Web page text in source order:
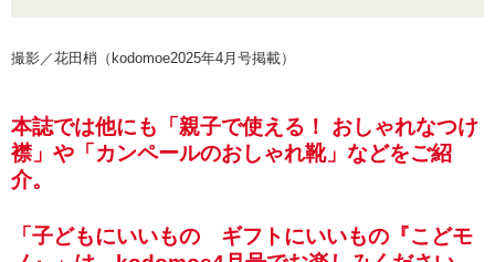
撮影／花田梢（kodomoe2025年4月号掲載）
本誌では他にも「親子で使える！ おしゃれなつけ
襟」や「カンペールのおしゃれ靴」などをご紹
介。
「子どもにいいもの ギフトにいいもの『こどモ